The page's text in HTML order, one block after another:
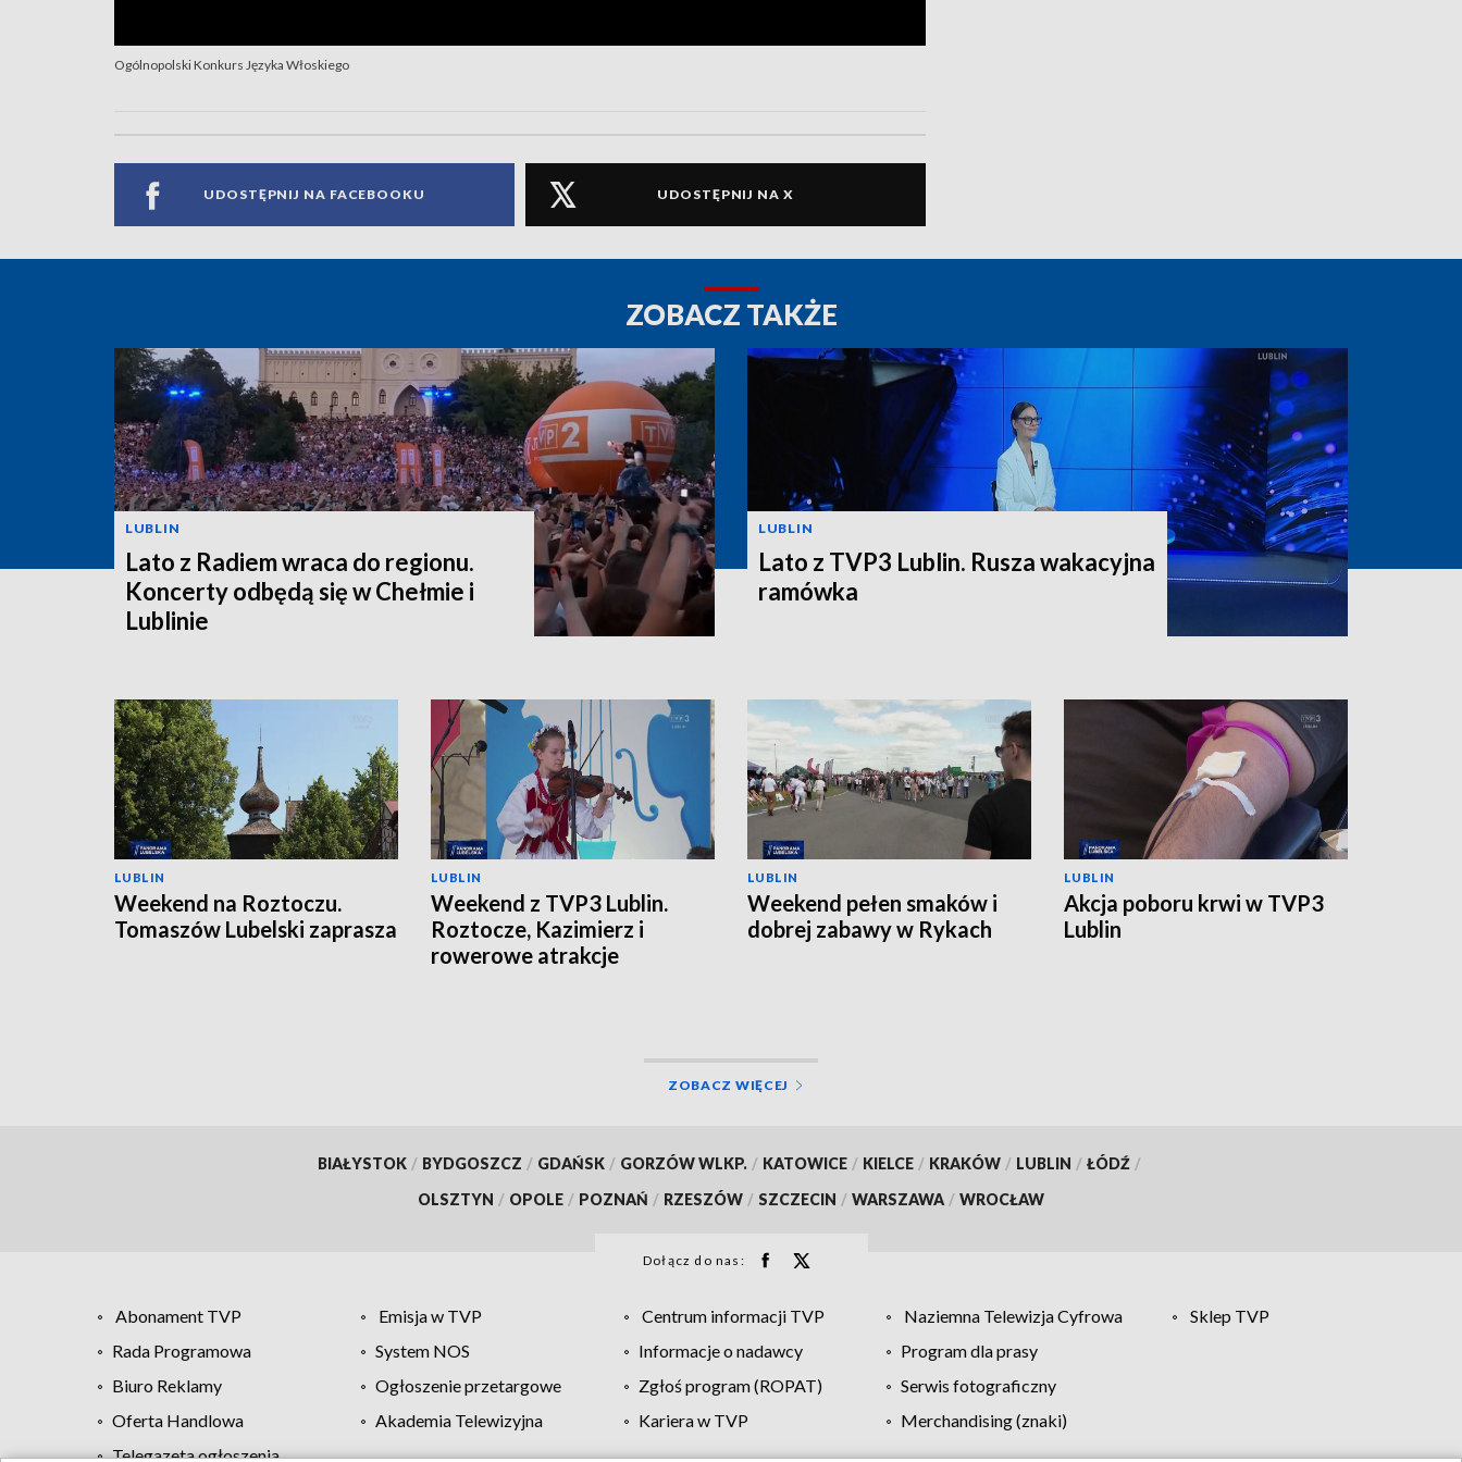
Ogólnopolski Konkurs Języka Włoskiego
UDOSTĘPNIJ NA FACEBOOKU UDOSTĘPNIJ NA X
ZOBACZ TAKŻE
LUBLIN
Lato z Radiem wraca do regionu.
Koncerty odbędą się w Chełmie i
Lublinie
LUBLIN
Lato z TVP3 Lublin. Rusza wakacyjna
ramówka
LUBLIN
Weekend na Roztoczu.
Tomaszów Lubelski zaprasza
LUBLIN
Weekend z TVP3 Lublin.
Roztocze, Kazimierz i
rowerowe atrakcje
LUBLIN
Weekend pełen smaków i
dobrej zabawy w Rykach
LUBLIN
Akcja poboru krwi w TVP3
Lublin
ZOBACZ WIĘCEJ
BIAŁYSTOK / BYDGOSZCZ / GDAŃSK / GORZÓW WLKP. / KATOWICE / KIELCE / KRAKÓW / LUBLIN / ŁÓDŹ /
OLSZTYN / OPOLE / POZNAŃ / RZESZÓW / SZCZECIN / WARSZAWA / WROCŁAW
Dołącz do nas:
Abonament TVP Emisja w TVP Centrum informacji TVP Naziemna Telewizja Cyfrowa
Sklep TVP
Rada Programowa
System NOS Informacje o nadawcy
Program dla prasy
Biuro Reklamy
Ogłoszenie przetargowe Zgłoś program (ROPAT)
Serwis fotograficzny
Oferta Handlowa
Akademia Telewizyjna Kariera w TVP
Merchandising (znaki)
Telegazeta ogłoszenia